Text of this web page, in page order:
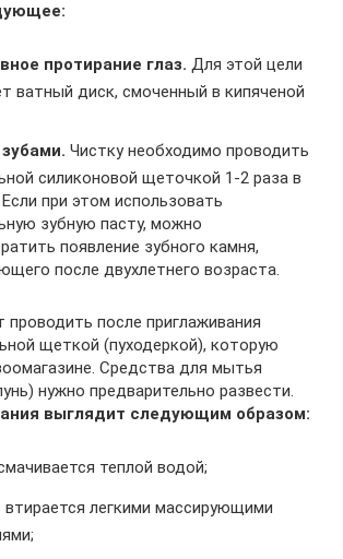
протирание глаз. Для этой цели
ватный диск, смоченный в кипяченой
Чистку необходимо проводить
силиконовой щеточкой 1-2 раза в
при этом использовать
зубную пасту, можно
появление зубного камня,
после двухлетнего возраста.
проводить после приглаживания
щеткой (пуходеркой), которую
Средства для мытья
нужно предварительно развести.
выглядит следующим образом:
теплой водой;
втирается легкими массирующими